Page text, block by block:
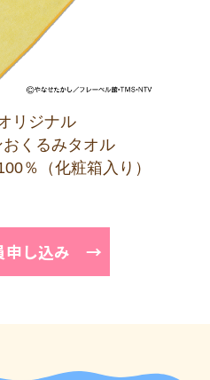
リジナル
くるみタオル
％（化粧箱入り）
申し込み →